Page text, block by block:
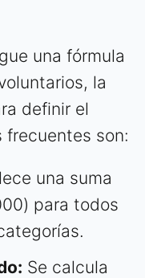
una fórmula
la
definir el
frecuentes son:
una suma
para todos
Se calcula